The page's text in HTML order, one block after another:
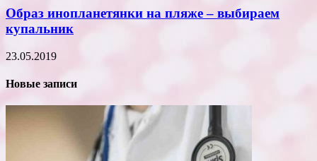
Образ инопланетянки на пляже – выбираем
купальник
23.05.2019
Новые записи